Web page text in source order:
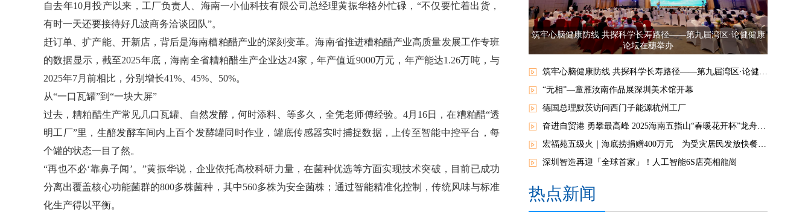
自去年10月投产以来，工厂负责人、海南一小仙科技有限公司总经理黄振华格外忙碌，“不仅要忙着出货，
有时一天还要接待好几波商务洽谈团队”。
赶订单、扩产能、开新店，背后是海南糟粕醋产业的深刻变革。海南省推进糟粕醋产业高质量发展工作专班
的数据显示，截至2025年底，海南全省糟粕醋生产企业达24家，年产值近9000万元，年产能达1.26万吨，与
2025年7月前相比，分别增长41%、45%、50%。
从“一口瓦罐”到“一块大屏”
过去，糟粕醋生产常见几口瓦罐、自然发酵，何时添料、等多久，全凭老师傅经验。4月16日，在糟粕醋“透
明工厂”里，生醅发酵车间内上百个发酵罐同时作业，罐底传感器实时捕捉数据，上传至智能中控平台，每
个罐的状态一目了然。
“再也不必‘靠鼻子闻’。”黄振华说，企业依托高校科研力量，在菌种优选等方面实现技术突破，目前已成功
分离出覆盖核心功能菌群的800多株菌种，其中560多株为安全菌株；通过智能精准化控制，传统风味与标准
化生产得以平衡。
筑牢心脑健康防线 共探科学长寿路径——第九届湾区·论健健康
论坛在穗举办
筑牢心脑健康防线 共探科学长寿路径——第九届湾区·论健健康论坛在穗举办
“无相”—童雁汝南作品展深圳美术馆开幕
德国总理默茨访问西门子能源杭州工厂
奋进自贸港 勇攀最高峰 2025海南五指山“春暖花开杯”龙舟邀请赛开赛
宏福苑五级火｜海底捞捐赠400万元 为受灾居民发放快餐食物
深圳智造再迎「全球首家」！人工智能6S店亮相龍崗
热点新闻